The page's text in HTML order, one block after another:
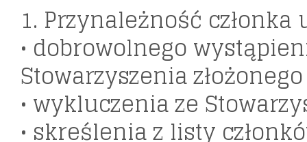
1. Przynależność
• dobrowolnego
Stowarzyszenia
• wykluczenia ze
• skreślenia z listy